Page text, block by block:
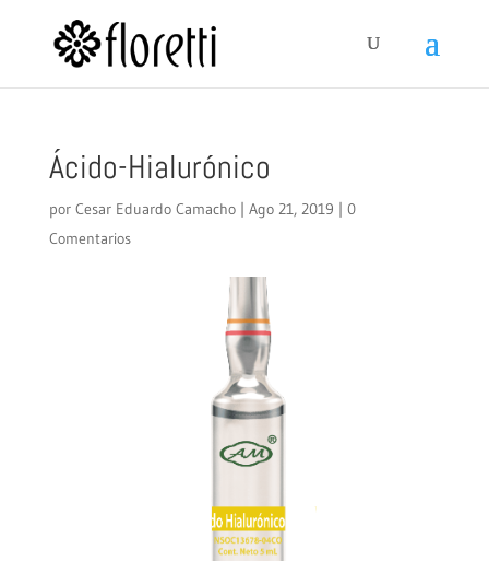
Ácido-Hialurónico
por Cesar Eduardo Camacho| Ago 21, 2019 | 0
Comentarios